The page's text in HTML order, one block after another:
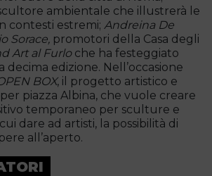
ambientale che illustrerà le
contesti estremi; Andreina De
Sorace, promotori della Casa degli
Art al Furloche ha festeggiato
decima edizione. Nell’occasione
BOX, il progetto artistico e
piazza Albina, che vuole creare
temporaneo per sculture e
dare ad artisti, la possibilità di
all’aperto.